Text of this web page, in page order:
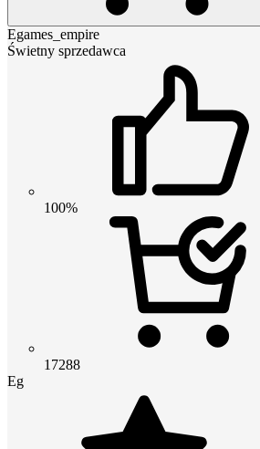
Egames_empire
Świetny sprzedawca
100%
17288
Eg